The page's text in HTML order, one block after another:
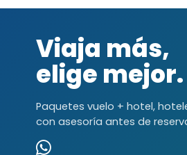
Viaja más,
elige mejor.
Paquetes vuelo + hotel,
con asesoría antes de